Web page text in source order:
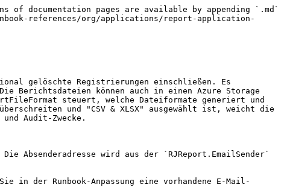
documentation pages are available by appending `.md`
references/org/applications/report-application-
gelöschte Registrierungen einschließen. Es
Berichtsdateien können auch in einen Azure Storage
steuert, welche Dateiformate generiert und
und "CSV & XLSX" ausgewählt ist, weicht die
Audit-Zwecke.
Absenderadresse wird aus der `RJReport.EmailSender`
in der Runbook-Anpassung eine vorhandene E-Mail-